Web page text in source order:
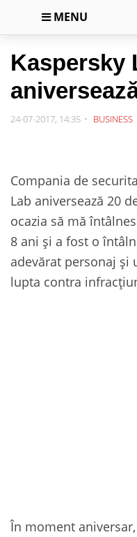
MENU
Kaspersky
24-07-2017, 14:35 BUSINESS
Compania de
Lab aniversează 20
ocazia să mă
8 ani și a fost o
adevărat personaj și
lupta contra
În moment